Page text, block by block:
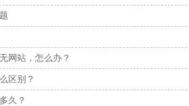
网站，怎么办？
区别？
久？